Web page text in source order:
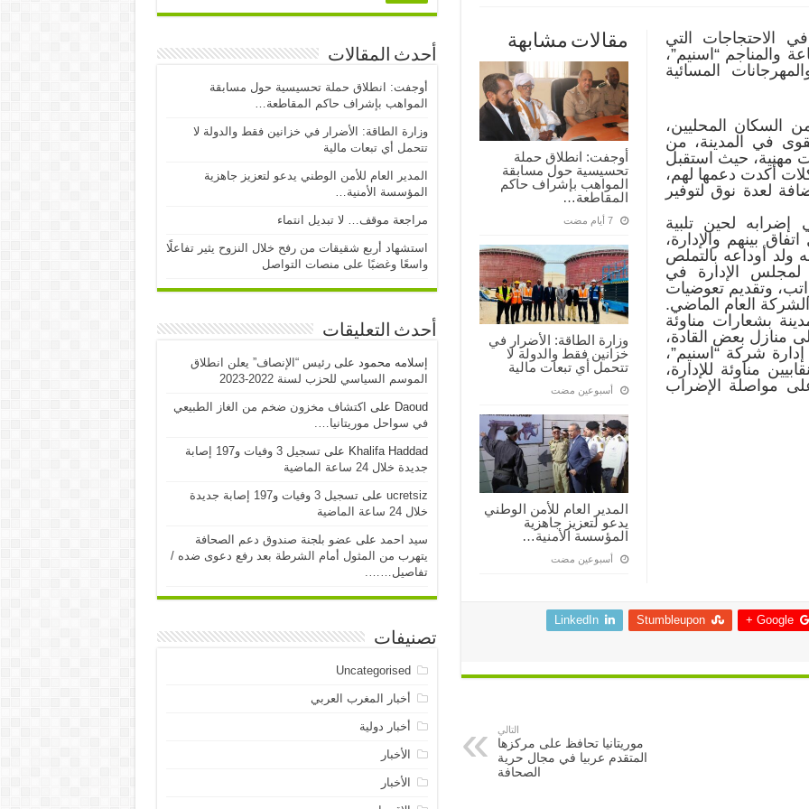
مقالات مشابهة
أوجفت: انطلاق حملة
تحسيسية حول مسابقة
المواهب بإشراف حاكم
المقاطعة…
‏7 أيام مضت
وزارة الطاقة: الأضرار في
خزانين فقط والدولة لا
تتحمل أي تبعات مالية
‏أسبوعين مضت
المدير العام للأمن الوطني
يدعو لتعزيز جاهزية
المؤسسة الأمنية…
‏أسبوعين مضت
الاحتجاجات التي
والمناجم “اسنيم”،
المسائية
المحليين،
في المدينة، من
مهنية، حيث استقبل
أكدت دعمها لهم،
لعدة نوق لتوفير
لحين تلبية
بينهم والإدارة،
ولد أوداعه بالتملص
لمجلس الإدارة في
وتقديم تعوضيات
العام الماضي.
بشعارات مناوئة
منازل بعض القادة،
شركة “اسنيم”،
مناوئة للإدارة،
مواصلة الإضراب
Google +
Stumbleupon
LinkedIn
التالي
موريتانيا تحافظ على مركزها
المتقدم عربيا في مجال حرية
الصحافة
أحدث المقالات
أوجفت: انطلاق حملة تحسيسية حول مسابقة
المواهب بإشراف حاكم المقاطعة…
وزارة الطاقة: الأضرار في خزانين فقط والدولة لا
تتحمل أي تبعات مالية
المدير العام للأمن الوطني يدعو لتعزيز جاهزية
المؤسسة الأمنية…
مراجعة موقف… لا تبديل انتماء
استشهاد أربع شقيقات من رفح خلال النزوح يثير تفاعلًا
واسعًا وغضبًا على منصات التواصل
أحدث التعليقات
إسلامه محمود علىرئيس “الإنصاف” يعلن انطلاق
الموسم السياسي للحزب لسنة 2022-2023
Daoud على اكتشاف مخزون ضخم من الغاز الطبيعي
في سواحل موريتانيا….
Khalifa Haddad على
تسجيل 3 وفيات و197 إصابة
جديدة خلال 24 ساعة الماضية
ucretsiz على
تسجيل 3 وفيات و197 إصابة جديدة
خلال 24 ساعة الماضية
سيد احمد على عضو بلجنة صندوق دعم الصحافة
يتهرب من المثول أمام الشرطة بعد رفع دعوى ضده /
تفاصيل…….
تصنيفات
Uncategorised
أخبار المغرب العربي
أخبار دولية
الأخبار
الأخبار